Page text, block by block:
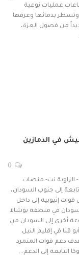
عمليات نوعية
بدمائها وعرقها
من فصول العزة،
في الدمازين
الزاوية نت- منصات
إلى جنوب السودان،
إثيوبية إلى داخل
في منطقة بوشالا
أخرى إلى السودان من
قنا في إقليم النيل
دعم قوات المتمرد
التابعة إلى الدعم…